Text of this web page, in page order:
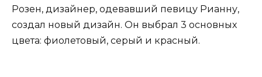
Розен, дизайнер, одевавший певицу Рианну,
создал новый дизайн. Он выбрал 3 основных
цвета: фиолетовый, серый и красный.